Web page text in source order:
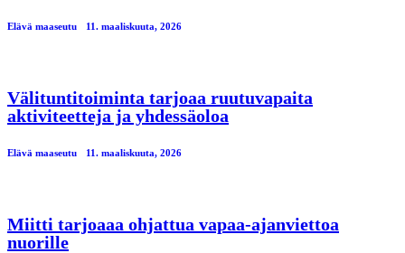
Elävä maaseutu 11. maaliskuuta, 2026
Välituntitoiminta tarjoaa ruutuvapaita
aktiviteetteja ja yhdessäoloa
Elävä maaseutu 11. maaliskuuta, 2026
Miitti tarjoaaa ohjattua vapaa-ajanviettoa
nuorille